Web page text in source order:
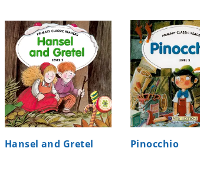
Hansel and Gretel Pinocchio